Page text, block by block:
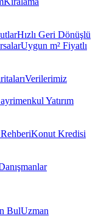
Hızlı Geri Dönüşlü
Uygun m² Fiyatlı
Verilerimiz
Yatırım
Konut Kredisi
BulUzman